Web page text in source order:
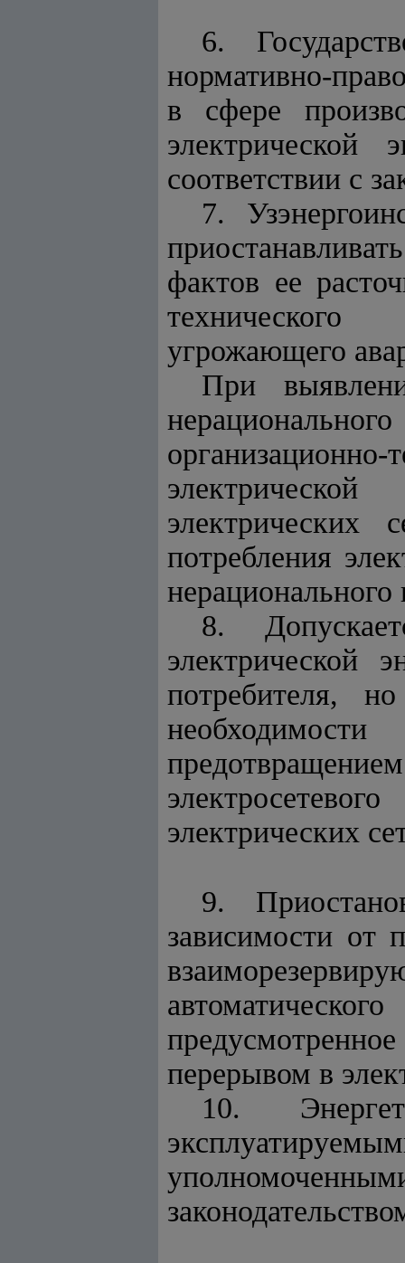
6.
нормативно-
в сфере
электрической
соответствии с
7.
фактов ее
технического
угрожающего
При
электрических
потребления
нерационального
8.
электрической
потребителя,
электрических
9.
зависимости от
перерывом в
10.